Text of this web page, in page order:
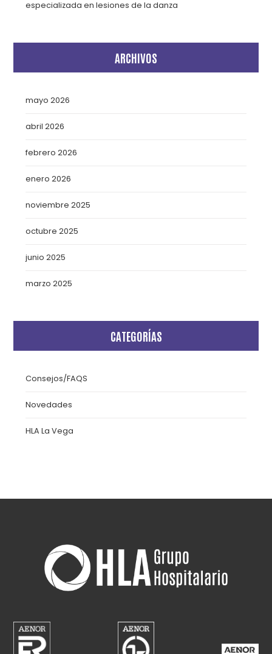
especializada en lesiones de la danza
ARCHIVOS
mayo 2026
abril 2026
febrero 2026
enero 2026
noviembre 2025
octubre 2025
junio 2025
marzo 2025
CATEGORÍAS
Consejos/FAQS
Novedades
HLA La Vega